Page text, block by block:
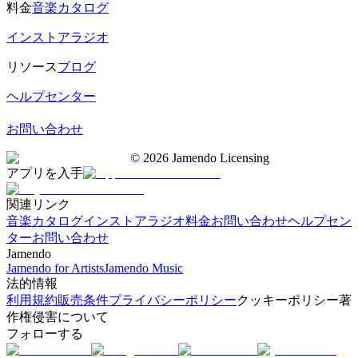
料金音楽カタログ
インストアラジオ
リソースブログ
ヘルプセンター
お問い合わせ
© 2026 Jamendo Licensing
アプリを入手
関連リンク
音楽カタログインストアラジオ料金お問い合わせヘルプセン
ターお問い合わせ
Jamendo
Jamendo for ArtistsJamendo Music
法的情報
利用規約販売条件プライバシーポリシークッキーポリシー著
作権侵害について
フォローする